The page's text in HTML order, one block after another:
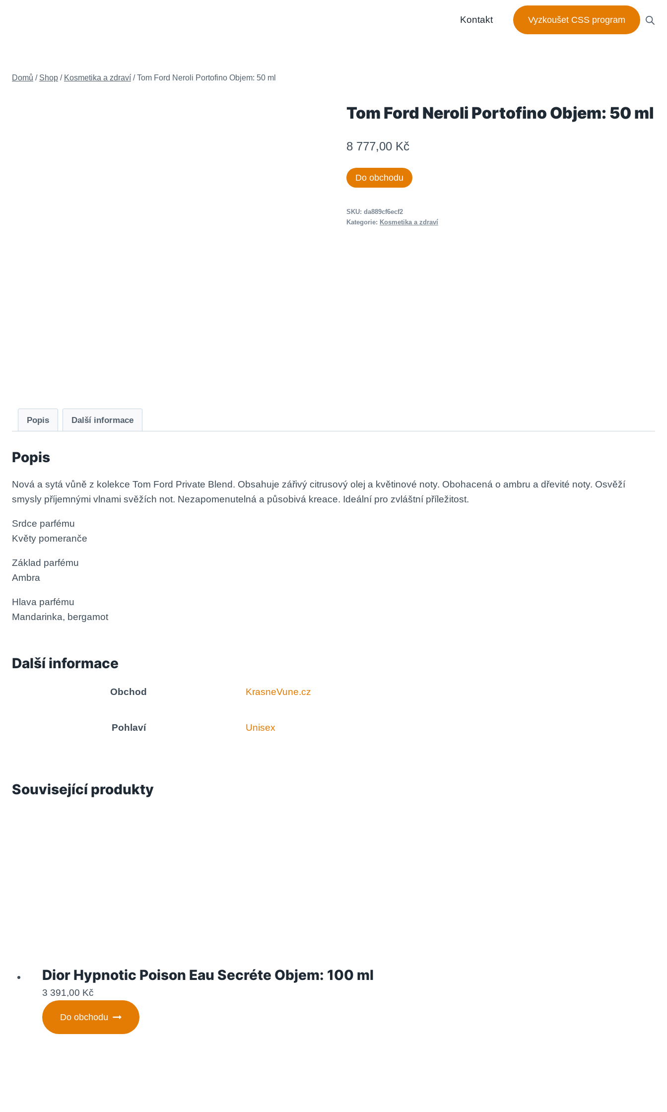
Kontakt Vyzkoušet CSS program
Domů / Shop / Kosmetika a zdraví / Tom Ford Neroli Portofino Objem: 50 ml
Tom Ford Neroli Portofino Objem: 50 ml
8 777,00 Kč
Do obchodu
SKU: da889cf6ecf2
Kategorie: Kosmetika a zdraví
Popis Další informace
Popis
Nová a sytá vůně z kolekce Tom Ford Private Blend. Obsahuje zářivý citrusový olej a květinové noty. Obohacená o ambru a dřevité noty. Osvěží
smysly příjemnými vlnami svěžích not. Nezapomenutelná a působivá kreace. Ideální pro zvláštní příležitost.
Srdce parfému
Květy pomeranče
Základ parfému
Ambra
Hlava parfému
Mandarinka, bergamot
Další informace
Obchod KrasneVune.cz
Pohlaví Unisex
Související produkty
Dior Hypnotic Poison Eau Secréte Objem: 100 ml
3 391,00 Kč
Do obchodu